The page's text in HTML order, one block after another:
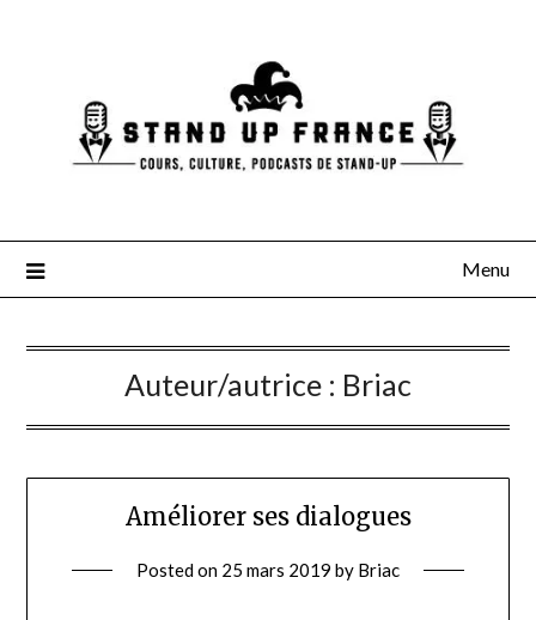
Menu
Auteur/autrice : Briac
Améliorer ses dialogues
Posted on 25 mars 2019 by Briac